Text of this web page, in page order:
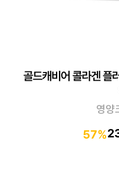
골드캐비어 콜라겐 플
영양
57%